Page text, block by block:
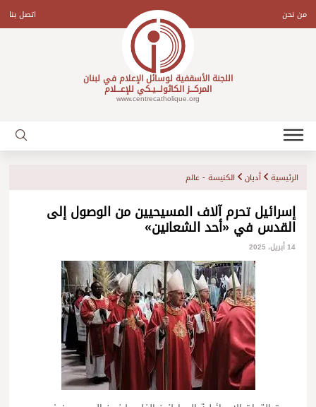
contentمن نحن اتصل بنا
اللجنة الأسقفية لوسائل الإعلام في لبنان
المركـــز الكاثولـــيـكي للإعـــلام
www.centrecatholique.org
الرئيسية أديان الكنيسة - عالم
إسرائيل تحرم آلاف المسيحيين من الوصول إلى
القدس في «أحد الشعانين»
14 أبريل، 2025